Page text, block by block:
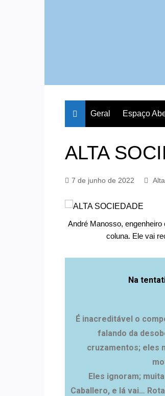
Geral Espaço
ALTA
7 de junho de 2022
André Manosso,
coluna. Ele vai
Na
É inacreditável o
falando da
cruzamentos; eles
Eles ignoram;
Caballero, e lá vai…